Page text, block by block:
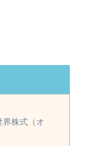
界株式（オ